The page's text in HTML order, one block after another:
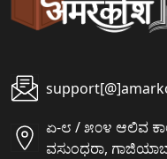
ಏ-೮ / ೫೦೪ ಆಲಿವ
ವಸುಂಧರಾ,